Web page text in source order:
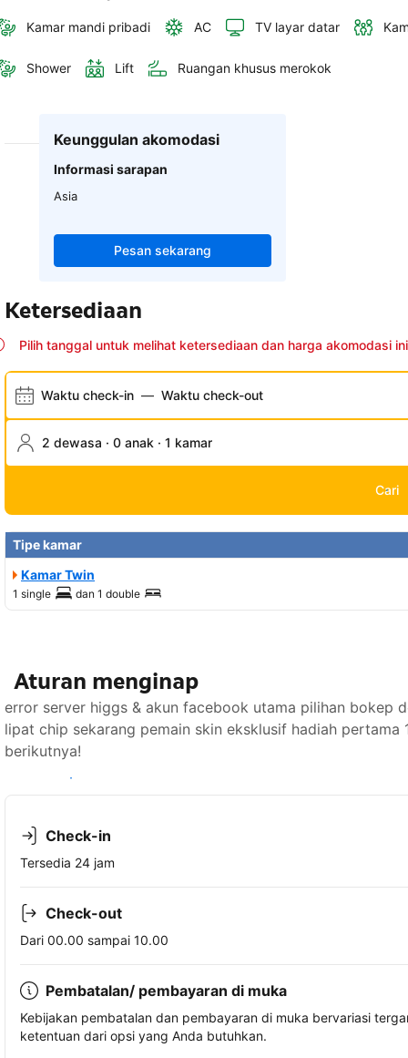
Kamar mandi pribadi AC TV layar datar
Shower Lift Ruangan khusus merokok
Keunggulan akomodasi
Informasi sarapan
Asia
Pesan sekarang
Ketersediaan
Pilih tanggal untuk melihat ketersediaan dan harga akomodasi ini
Waktu check-in — Waktu check-out
2 dewasa · 0 anak · 1 kamar
Cari
Tipe kamar
Kamar Twin
1 single dan 1 double
Aturan menginap
error server higgs & akun facebook utama pilihan bokep
lipat chip sekarang pemain skin eksklusif hadiah
berikutnya!
Lihat ketersediaan
Check-in
Tersedia 24 jam
Check-out
Dari 00.00 sampai 10.00
Pembatalan/ pembayaran di muka
Kebijakan pembatalan dan pembayaran di muka bervariasi
ketentuan dari opsi yang Anda butuhkan.